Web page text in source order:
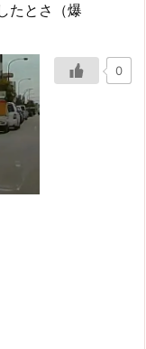
たとさ（爆
0